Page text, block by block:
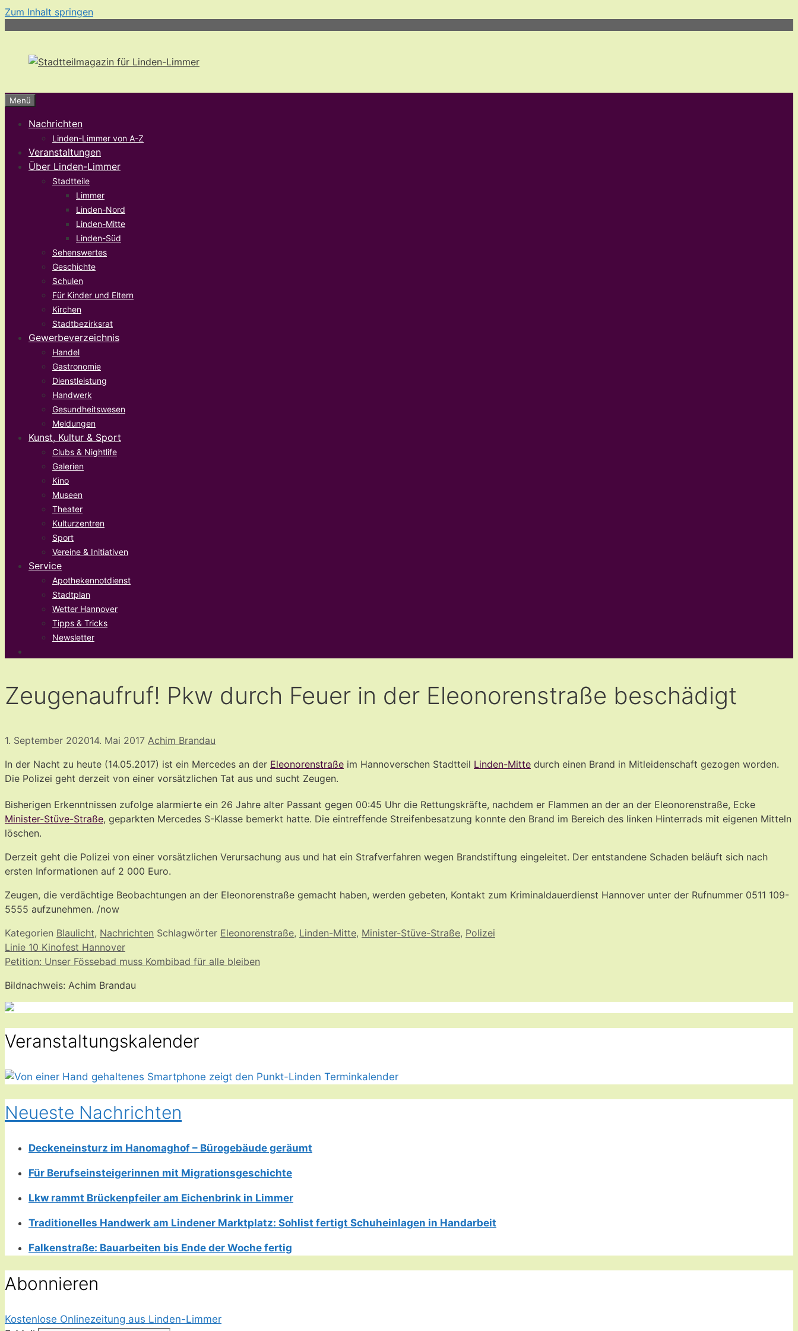
Zum Inhalt springen
Menü
Nachrichten
Linden-Limmer von A-Z
Veranstaltungen
Über Linden-Limmer
Stadtteile
Limmer
Linden-Nord
Linden-Mitte
Linden-Süd
Sehenswertes
Geschichte
Schulen
Für Kinder und Eltern
Kirchen
Stadtbezirksrat
Gewerbeverzeichnis
Handel
Gastronomie
Dienstleistung
Handwerk
Gesundheitswesen
Meldungen
Kunst, Kultur & Sport
Clubs & Nightlife
Galerien
Kino
Museen
Theater
Kulturzentren
Sport
Vereine & Initiativen
Service
Apothekennotdienst
Stadtplan
Wetter Hannover
Tipps & Tricks
Newsletter
Zeugenaufruf! Pkw durch Feuer in der Eleonorenstraße beschädigt
1. September 202014. Mai 2017 Achim Brandau
In der Nacht zu heute (14.05.2017) ist ein Mercedes an der Eleonorenstraße im Hannoverschen Stadtteil Linden-Mitte durch einen Brand in Mitleidenschaft gezogen worden.
Die Polizei geht derzeit von einer vorsätzlichen Tat aus und sucht Zeugen.
Bisherigen Erkenntnissen zufolge alarmierte ein 26 Jahre alter Passant gegen 00:45 Uhr die Rettungskräfte, nachdem er Flammen an der an der Eleonorenstraße, Ecke
Minister-Stüve-Straße, geparkten Mercedes S-Klasse bemerkt hatte. Die eintreffende Streifenbesatzung konnte den Brand im Bereich des linken Hinterrads mit eigenen Mitteln
löschen.
Derzeit geht die Polizei von einer vorsätzlichen Verursachung aus und hat ein Strafverfahren wegen Brandstiftung eingeleitet. Der entstandene Schaden beläuft sich nach
ersten Informationen auf 2 000 Euro.
Zeugen, die verdächtige Beobachtungen an der Eleonorenstraße gemacht haben, werden gebeten, Kontakt zum Kriminaldauerdienst Hannover unter der Rufnummer 0511 109-
5555 aufzunehmen. /now
Kategorien Blaulicht, Nachrichten Schlagwörter Eleonorenstraße, Linden-Mitte, Minister-Stüve-Straße, Polizei
Linie 10 Kinofest Hannover
Petition: Unser Fössebad muss Kombibad für alle bleiben
Bildnachweis: Achim Brandau
Veranstaltungskalender
Neueste Nachrichten
Deckeneinsturz im Hanomaghof – Bürogebäude geräumt
Für Berufseinsteigerinnen mit Migrationsgeschichte
Lkw rammt Brückenpfeiler am Eichenbrink in Limmer
Traditionelles Handwerk am Lindener Marktplatz: Sohlist fertigt Schuheinlagen in Handarbeit
Falkenstraße: Bauarbeiten bis Ende der Woche fertig
Abonnieren
Kostenlose Onlinezeitung aus Linden-Limmer